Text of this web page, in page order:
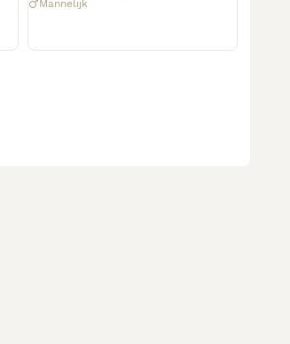
Mannelijk